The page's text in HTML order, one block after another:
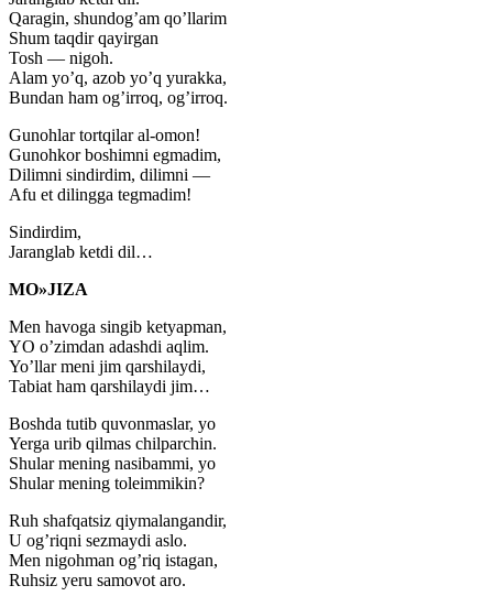
Qaragin, shundog’am qo’llarim
Shum taqdir qayirgan
Tosh — nigoh.
Alam yo’q, azob yo’q yurakka,
Bundan ham og’irroq, og’irroq.
Gunohlar tortqilar al-omon!
Gunohkor boshimni egmadim,
Dilimni sindirdim, dilimni —
Afu et dilingga tegmadim!
Sindirdim,
Jaranglab ketdi dil…
MO»JIZA
Men havoga singib ketyapman,
YO o’zimdan adashdi aqlim.
Yo’llar meni jim qarshilaydi,
Tabiat ham qarshilaydi jim…
Boshda tutib quvonmaslar, yo
Yerga urib qilmas chilparchin.
Shular mening nasibammi, yo
Shular mening toleimmikin?
Ruh shafqatsiz qiymalangandir,
U og’riqni sezmaydi aslo.
Men nigohman og’riq istagan,
Ruhsiz yeru samovot aro.